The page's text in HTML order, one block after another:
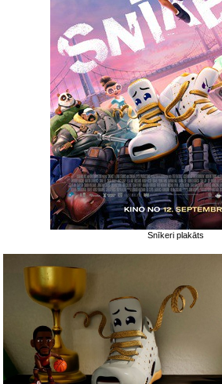
Snīkeri plakāts